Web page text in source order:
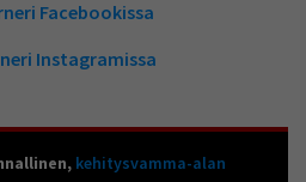
Facebookissa
Instagramissa
kehitysvamma-alan